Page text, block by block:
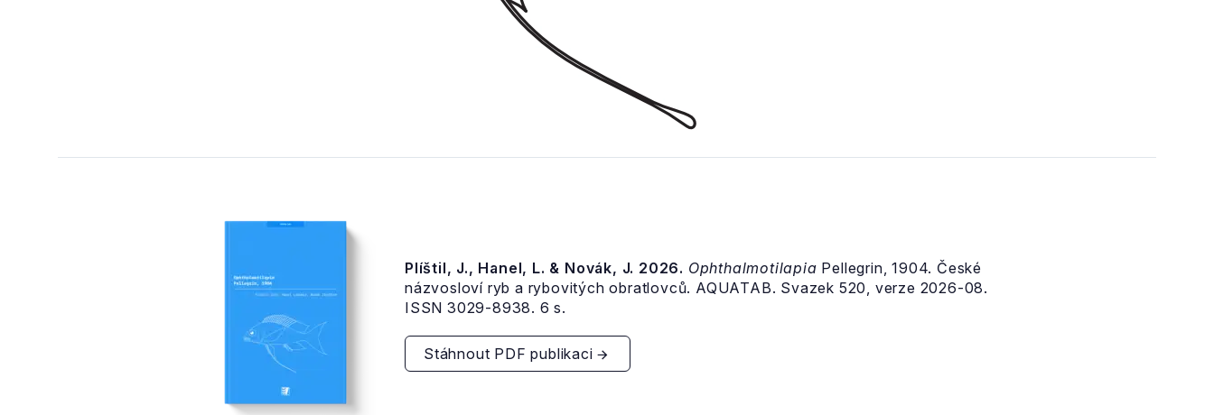
Plíštil, J., Hanel, L. & Novák, J. 2026. Ophthalmotilapia Pellegrin, 1904. České
názvosloví ryb a rybovitých obratlovců. AQUATAB. Svazek 520, verze 2026-08.
ISSN 3029-8938. 6 s.
Stáhnout PDF publikaci